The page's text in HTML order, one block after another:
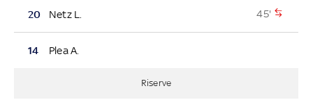
20 Netz L. 45'
14 Plea A.
Riserve